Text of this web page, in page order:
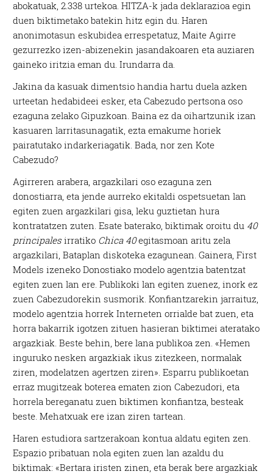
abokatuak, 2.338 urtekoa. HITZA-k jada deklarazioa egin
duen biktimetako batekin hitz egin du. Haren
anonimotasun eskubidea errespetatuz, Maite Agirre
gezurrezko izen-abizenekin jasandakoaren eta auziaren
gaineko iritzia eman du. Irundarra da.
Jakina da kasuak dimentsio handia hartu duela azken
urteetan hedabideei esker, eta Cabezudo pertsona oso
ezaguna zelako Gipuzkoan. Baina ez da oihartzunik izan
kasuaren larritasunagatik, ezta emakume horiek
pairatutako indarkeriagatik. Bada, nor zen Kote
Cabezudo?
Agirreren arabera, argazkilari oso ezaguna zen
donostiarra, eta jende aurreko ekitaldi ospetsuetan lan
egiten zuen argazkilari gisa, leku guztietan hura
kontratatzen zuten. Esate baterako, biktimak oroitu du 40
principales irratiko Chica 40egitasmoan aritu zela
argazkilari, Bataplan diskoteka ezagunean. Gainera, First
Models izeneko Donostiako modelo agentzia batentzat
egiten zuen lan ere. Publikoki lan egiten zuenez, inork ez
zuen Cabezudorekin susmorik. Konfiantzarekin jarraituz,
modelo agentzia horrek Interneten orrialde bat zuen, eta
horra bakarrik igotzen zituen hasieran biktimei ateratako
argazkiak. Beste behin, bere lana publikoa zen. «Hemen
inguruko nesken argazkiak ikus zitezkeen, normalak
ziren, modelatzen agertzen ziren». Esparru publikoetan
erraz mugitzeak boterea ematen zion Cabezudori, eta
horrela bereganatu zuen biktimen konfiantza, besteak
beste. Mehatxuak ere izan ziren tartean.
Haren estudiora sartzerakoan kontua aldatu egiten zen.
Espazio pribatuan nola egiten zuen lan azaldu du
biktimak: «Bertara iristen zinen, eta berak bere argazkiak